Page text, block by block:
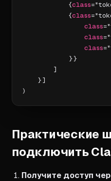
            {
class
            {
class
class
class
class
            }}
        ]
    }]
)
Практические
подключить
Получите доступ